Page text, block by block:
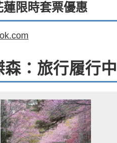
蓮限時套票優惠
森：旅行履行中